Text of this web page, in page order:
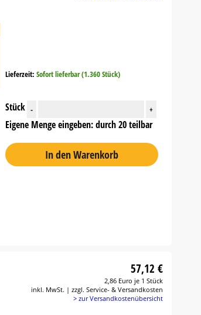
Lieferzeit: Sofort lieferbar (1.360 Stück)
Stück - +
Eigene Menge eingeben: durch 20 teilbar
In den Warenkorb
57,12 €
2,86 Euro je 1 Stück
inkl. MwSt. | zzgl. Service- & Versandkosten
> zur Versandkostenübersicht